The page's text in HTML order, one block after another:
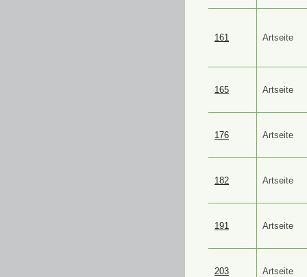
161 Artseite
165 Artseite
176 Artseite
182 Artseite
191 Artseite
203 Artseite